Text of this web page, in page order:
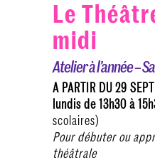
Le
midi
Atelier à l’année –
A PARTIR DU 29
lundis de 13h30 à
scolaires)
Pour débuter ou
théâtrale